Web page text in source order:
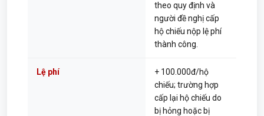
theo quy định và
người đề nghị cấp
hộ chiếu nộp lệ phí
thành công.
Lệ phí
+ 100.000đ/hộ
chiếu; trường hợp
cấp lại hộ chiếu do
bị hỏng hoặc bị